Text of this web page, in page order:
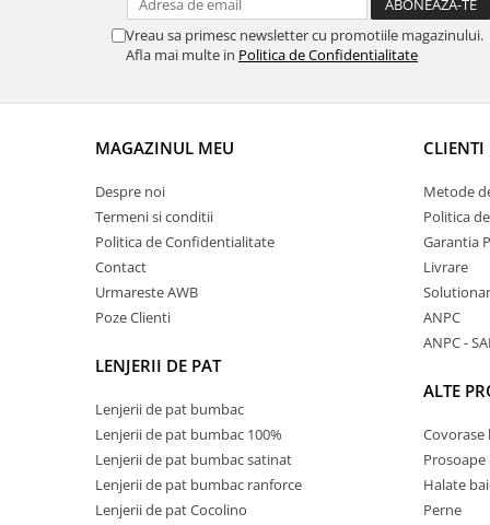
Vreau sa primesc newsletter cu promotiile magazinului.
Afla mai multe in Politica de Confidentialitate
MAGAZINUL MEU
Despre noi
Termeni si conditii
Politica de Confidentialitate
Contact
Urmareste AWB
Poze Clienti
LENJERII DE PAT
Lenjerii de pat bumbac
Lenjerii de pat bumbac 100%
Lenjerii de pat bumbac satinat
Lenjerii de pat bumbac ranforce
Lenjerii de pat Cocolino
CLIENTI
Metode
Politica
Garantia
Livrare
ANPC
ANPC -
ALTE
Covorase
Halate
Perne